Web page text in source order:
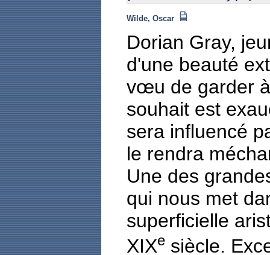
Wilde, Oscar
Dorian Gray,
d'une beauté
vœu de garder
souhait est
sera influencé
le rendra
Une des
qui nous met
superficielle
XIXe siècle.